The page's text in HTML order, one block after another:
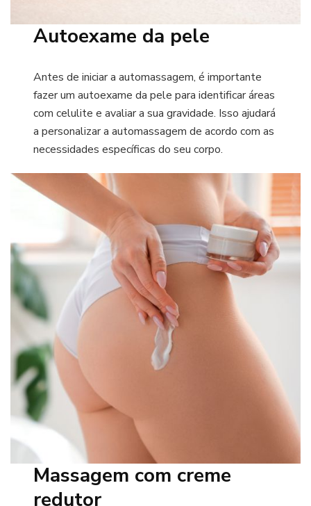
Autoexame da pele
Antes de iniciar a automassagem, é importante
fazer um autoexame da pele para identificar áreas
com celulite e avaliar a sua gravidade. Isso ajudará
a personalizar a automassagem de acordo com as
necessidades específicas do seu corpo.
Massagem com creme
redutor